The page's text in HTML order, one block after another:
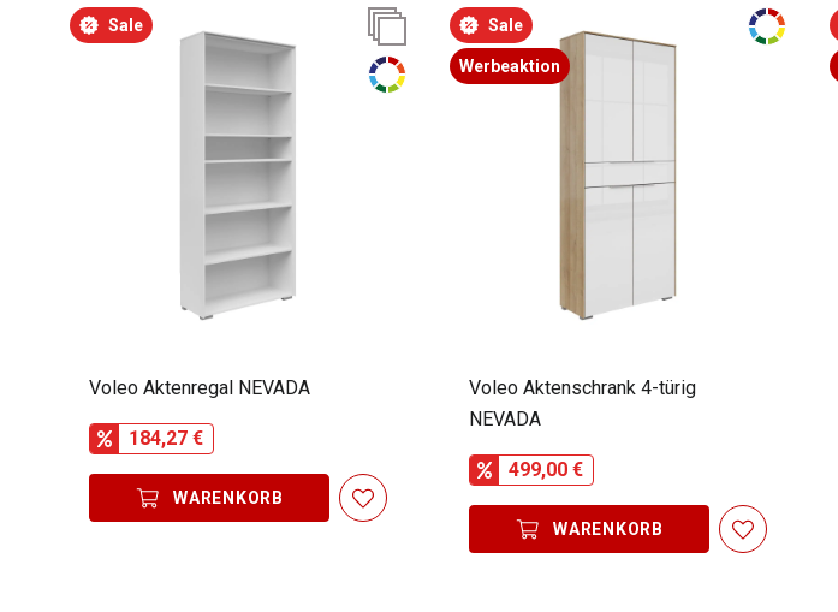
Sale
Voleo Aktenregal NEVADA
184,27 €
WARENKORB
Sale
Werbeaktion
Voleo Aktenschrank 4-türig
NEVADA
499,00 €
WARENKORB